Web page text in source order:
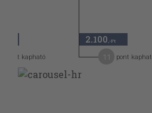
pont kapható
2.100 ,-Ft
pont